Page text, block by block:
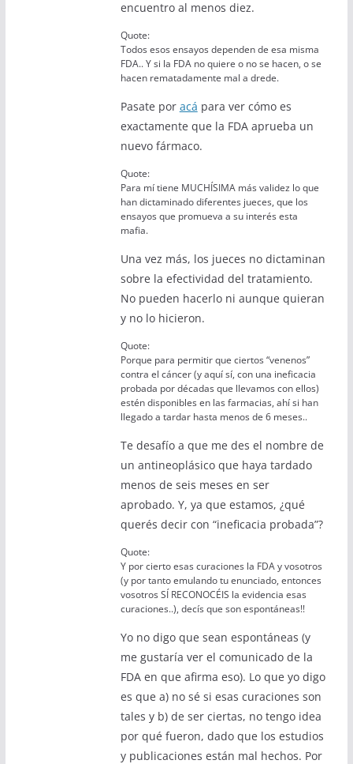
encuentro al menos diez.
Quote:
Todos esos ensayos dependen de esa misma
FDA.. Y si la FDA no quiere o no se hacen, o se
hacen rematadamente mal a drede.
Pasate por acá para ver cómo es
exactamente que la FDA aprueba un
nuevo fármaco.
Quote:
Para mí tiene MUCHÍSIMA más validez lo que
han dictaminado diferentes jueces, que los
ensayos que promueva a su interés esta
mafia.
Una vez más, los jueces no dictaminan
sobre la efectividad del tratamiento.
No pueden hacerlo ni aunque quieran
y no lo hicieron.
Quote:
Porque para permitir que ciertos “venenos”
contra el cáncer (y aquí sí, con una ineficacia
probada por décadas que llevamos con ellos)
estén disponibles en las farmacias, ahí si han
llegado a tardar hasta menos de 6 meses..
Te desafío a que me des el nombre de
un antineoplásico que haya tardado
menos de seis meses en ser
aprobado. Y, ya que estamos, ¿qué
querés decir con “ineficacia probada”?
Quote:
Y por cierto esas curaciones la FDA y vosotros
(y por tanto emulando tu enunciado, entonces
vosotros SÍ RECONOCÉIS la evidencia esas
curaciones..), decís que son espontáneas!!
Yo no digo que sean espontáneas (y
me gustaría ver el comunicado de la
FDA en que afirma eso). Lo que yo digo
es que a) no sé si esas curaciones son
tales y b) de ser ciertas, no tengo idea
por qué fueron, dado que los estudios
y publicaciones están mal hechos. Por